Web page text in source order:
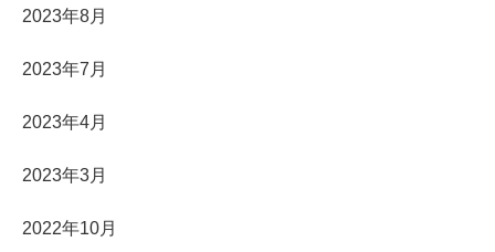
2023年8月
2023年7月
2023年4月
2023年3月
2022年10月